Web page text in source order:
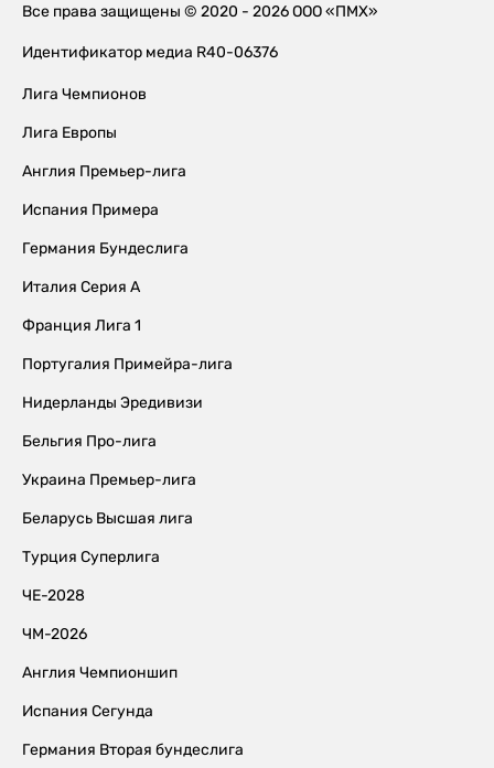
Все права защищены © 2020 - 2026 ООО «ПМХ»
Идентификатор медиа R40-06376
Лига Чемпионов
Лига Европы
Англия Премьер-лига
Испания Примера
Германия Бундеслига
Италия Серия А
Франция Лига 1
Португалия Примейра-лига
Нидерланды Эредивизи
Бельгия Про-лига
Украина Премьер-лига
Беларусь Высшая лига
Турция Суперлига
ЧЕ-2028
ЧМ-2026
Англия Чемпионшип
Испания Сегунда
Германия Вторая бундеслига